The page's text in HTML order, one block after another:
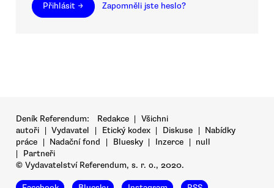
Přihlásit → Zapomněli jste heslo?
Deník Referendum: Redakce | Všichni
autoři | Vydavatel | Etický kodex | Diskuse | Nabídky
práce | Nadační fond | Bluesky | Inzerce | null
|
Partneři
© Vydavatelství Referendum, s. r. o., 2020.